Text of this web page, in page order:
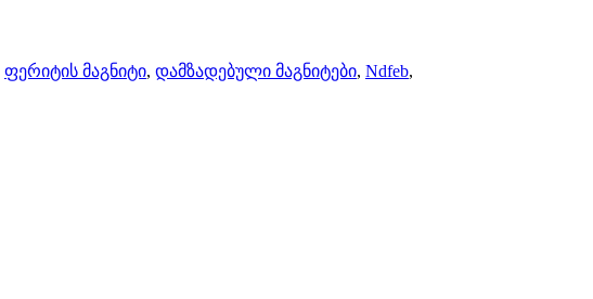
ფერიტის მაგნიტი, დამზადებული მაგნიტები, Ndfeb,